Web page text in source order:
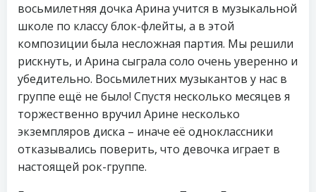
восьмилетняя дочка Арина учится в музыкальной
школе по классу блок-флейты, а в этой
композиции была несложная партия. Мы решили
рискнуть, и Арина сыграла соло очень уверенно и
убедительно. Восьмилетних музыкантов у нас в
группе ещё не было! Спустя несколько месяцев я
торжественно вручил Арине несколько
экземпляров диска – иначе её одноклассники
отказывались поверить, что девочка играет в
настоящей рок-группе.